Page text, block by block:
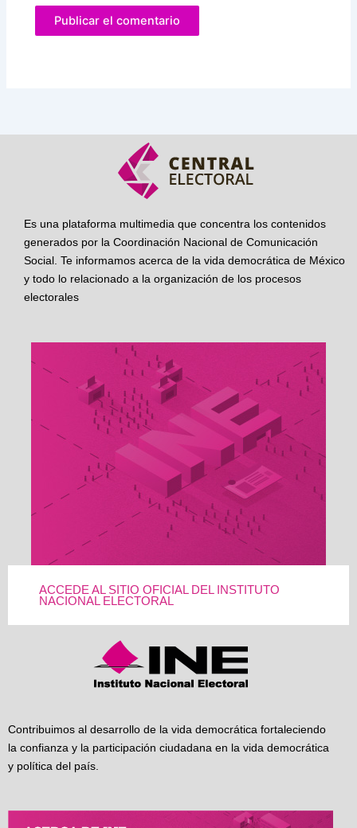
Es una plataforma multimedia que concentra los contenidos
generados por la Coordinación Nacional de Comunicación
Social. Te informamos acerca de la vida democrática de México
y todo lo relacionado a la organización de los procesos
electorales
ACCEDE AL SITIO OFICIAL DEL INSTITUTO
NACIONAL ELECTORAL
Contribuimos al desarrollo de la vida democrática fortaleciendo
la confianza y la participación ciudadana en la vida democrática
y política del país.